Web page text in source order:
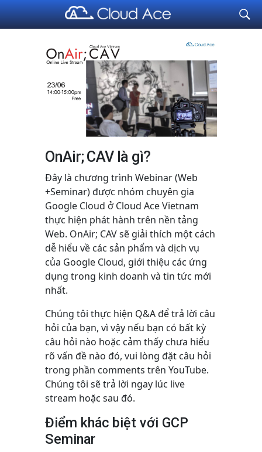
Cloud Ace
Nhà cung cấp giải pháp trên GCP cho doanh nghiệp
OnAir; CAV là gì?
Đây là chương trình Webinar (Web
+Seminar) được nhóm chuyên gia
Google Cloud ở Cloud Ace Vietnam
thực hiện phát hành trên nền tảng
Web. OnAir; CAV sẽ giải thích một cách
dễ hiểu về các sản phẩm và dịch vụ
của Google Cloud, giới thiệu các ứng
dụng trong kinh doanh và tin tức mới
nhất.
Chúng tôi thực hiện Q&A để trả lời câu
hỏi của bạn, vì vậy nếu bạn có bất kỳ
câu hỏi nào hoặc cảm thấy chưa hiểu
rõ vấn đề nào đó, vui lòng đặt câu hỏi
trong phần comments trên YouTube.
Chúng tôi sẽ trả lời ngay lúc live
stream hoặc sau đó.
Điểm khác biệt với GCP
Seminar